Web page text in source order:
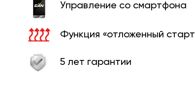
Управление со смартфона
Функция «отложенный
5 лет гарантии